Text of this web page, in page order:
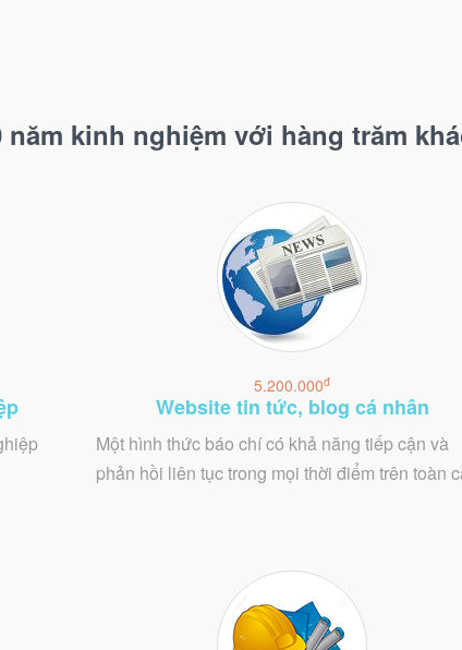
năm kinh nghiệm với hàng trăm
5.200.000đ
Website tin tức, blog cá nhân
Một hình thức báo chí có khả năng tiếp cận và
phản hồi liên tục trong mọi thời điểm trên toàn